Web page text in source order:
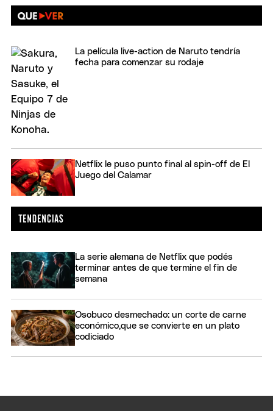
La película live-action de Naruto tendría
fecha para comenzar su rodaje
Netflix le puso punto final al spin-off de El
Juego del Calamar
La serie alemana de Netflix que podés
terminar antes de que termine el fin de
semana
Osobuco desmechado: un corte de carne
económico,que se convierte en un plato
codiciado